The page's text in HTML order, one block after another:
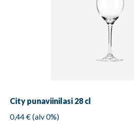
City punaviinilasi 28 cl
0,44 € (alv 0%)